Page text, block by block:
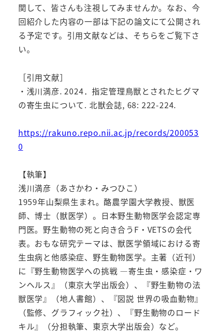
関して、皆さんも注視してみませんか。なお、今
回紹介した内容の一部は下記の論文にて公開され
る予定です。引用文献などは、そちらをご覧下さ
い。
［引用文献］
・浅川満彦. 2024．指定管理鳥獣とされたヒグマ
の寄生虫について. 北獣会誌, 68: 222-224.
https://rakuno.repo.nii.ac.jp/records/200053
0
【執筆】
浅川満彦（あさかわ・みつひこ）
1959年山梨県生まれ。酪農学園大学教授、獣医
師、博士（獣医学）。日本野生動物医学会認定専
門医。野生動物の死と向き合うF・VETSの会代
表。おもな研究テーマは、獣医学領域における寄
生虫病と他感染症、野生動物医学。主著（近刊）
に『野生動物医学への挑戦 ―寄生虫・感染症・ワ
ンヘルス』（東京大学出版会）、『野生動物の法
獣医学』（地人書館）、『図説 世界の吸血動物』
（監修、グラフィック社）、『野生動物のロード
キル』（分担執筆、東京大学出版会）など。